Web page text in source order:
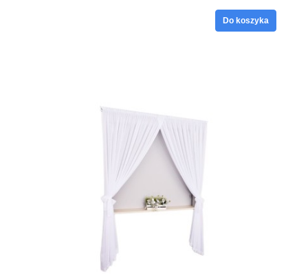
Do koszyka